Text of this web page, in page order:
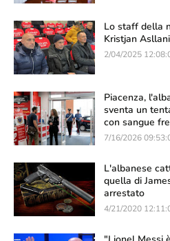
Lo staff della
Kristjan
2/04/2025
Piacenza,
sventa un
con sangue
7/16/2026
L'albanese
quella di
arrestato
4/21/2020